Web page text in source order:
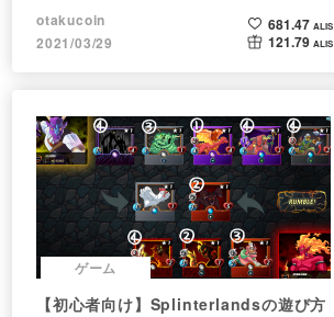
レポート】
otakucoin
2021/03/29
681.47 ALIS
121.79 ALIS
ゲーム
【初心者向け】Splinterlandsの遊び方